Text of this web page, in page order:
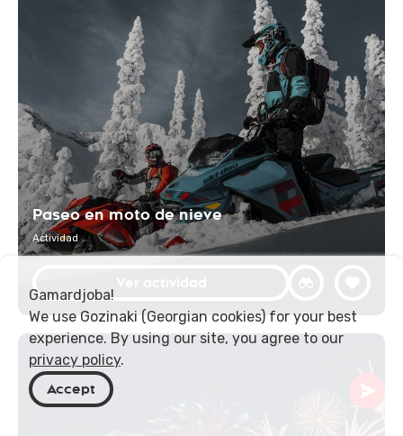
Paseo en moto de nieve
Actividad
Gamardjoba!
We use Gozinaki (Georgian cookies) for your best
experience. By using our site, you agree to our
privacy policy.
Accept